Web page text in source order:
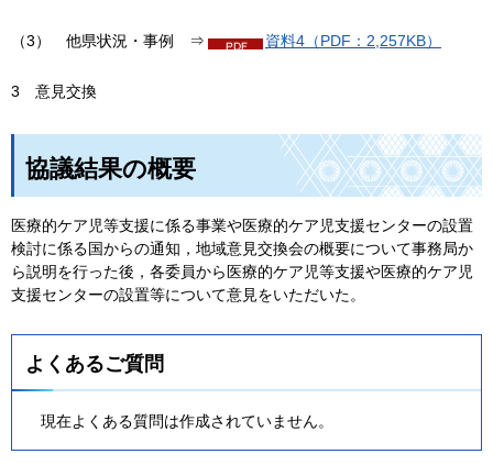
（3） 他県状況・事例 ⇒ 資料4（PDF：2,257KB）
3 意見交換
協議結果の概要
医療的ケア児等支援に係る事業や医療的ケア児支援センターの設置
検討に係る国からの通知，地域意見交換会の概要について事務局か
ら説明を行った後，各委員から医療的ケア児等支援や医療的ケア児
支援センターの設置等について意見をいただいた。
よくあるご質問
現在よくある質問は作成されていません。